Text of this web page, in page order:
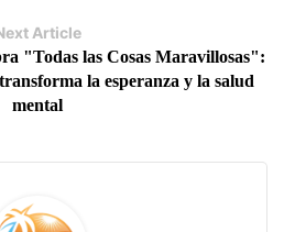
Article
"Todas las Cosas Maravillosas":
la esperanza y la salud
mental